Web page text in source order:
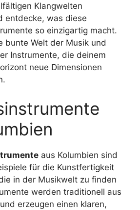
Klangwelten
entdecke, was diese
so einzigartig macht.
bunte Welt der Musik und
Instrumente, die deinem
neue Dimensionen
aus Kolumbien sind
für die Kunstfertigkeit
in der Musikwelt zu finden
werden traditionell aus
erzeugen einen klaren,